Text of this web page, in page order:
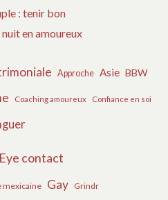
: tenir bon
en amoureux
Approche Asie BBW
Coaching amoureux Confiance en soi
Eye contact
mexicaine Gay Grindr